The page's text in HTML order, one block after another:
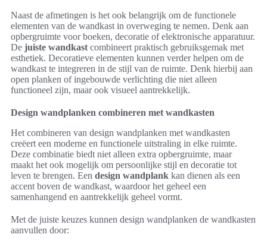
Naast de afmetingen is het ook belangrijk om de functionele
elementen van de wandkast in overweging te nemen. Denk aan
opbergruimte voor boeken, decoratie of elektronische apparatuur.
De juiste wandkast combineert praktisch gebruiksgemak met
esthetiek. Decoratieve elementen kunnen verder helpen om de
wandkast te integreren in de stijl van de ruimte. Denk hierbij aan
open planken of ingebouwde verlichting die niet alleen
functioneel zijn, maar ook visueel aantrekkelijk.
Design wandplanken combineren met wandkasten
Het combineren van design wandplanken met wandkasten
creëert een moderne en functionele uitstraling in elke ruimte.
Deze combinatie biedt niet alleen extra opbergruimte, maar
maakt het ook mogelijk om persoonlijke stijl en decoratie tot
leven te brengen. Een design wandplank kan dienen als een
accent boven de wandkast, waardoor het geheel een
samenhangend en aantrekkelijk geheel vormt.
Met de juiste keuzes kunnen design wandplanken de wandkasten
aanvullen door: